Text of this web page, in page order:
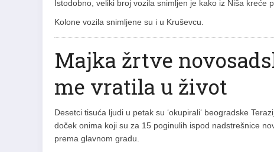
Istodobno, veliki broj vozila snimljen je kako iz Niša kreće
Kolone vozila snimljene su i u Kruševcu.
Majka žrtve
me vratila u život
Desetci tisuća ljudi u petak su ‘okupirali‘ beogradske
doček onima koji su za 15 poginulih ispod nadstrešnice
prema glavnom gradu.